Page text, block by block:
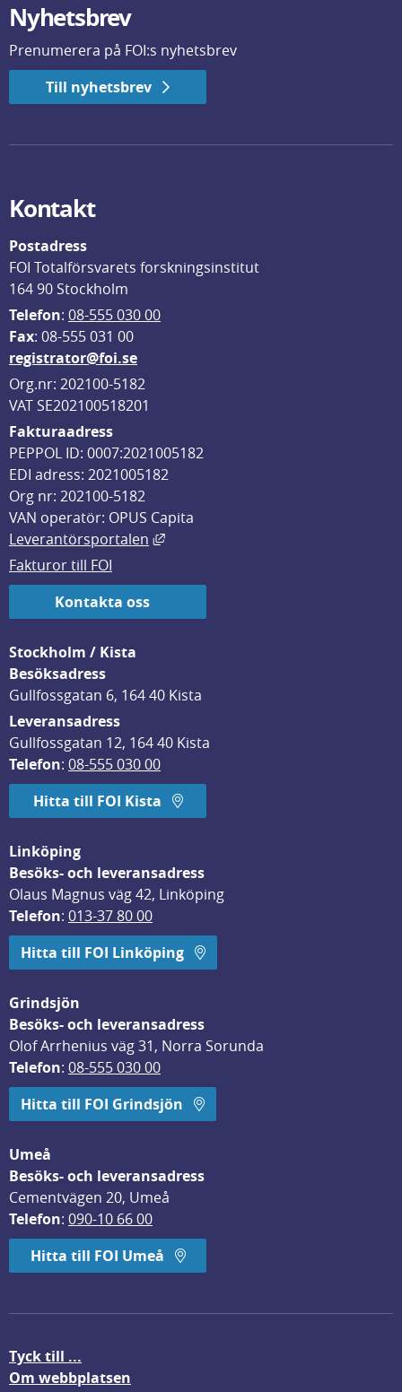
Nyhetsbrev
Prenumerera på FOI:s nyhetsbrev
Till nyhetsbrev
Kontakt
Postadress
FOI Totalförsvarets forskningsinstitut
164 90 Stockholm
Telefon: 08-555 030 00
Fax: 08-555 031 00
registrator@foi.se
Org.nr: 202100-5182
VAT SE202100518201
Fakturaadress
PEPPOL ID: 0007:2021005182
EDI adress: 2021005182
Org nr: 202100-5182
VAN operatör: OPUS Capita
Leverantörsportalen
Länk till annan webbplats, öppnas
Fakturor till FOI
Kontakta oss
Stockholm / Kista
Besöksadress
Gullfossgatan 6, 164 40 Kista
Leveransadress
Gullfossgatan 12, 164 40 Kista
Telefon: 08-555 030 00
Hitta till FOI Kista
Linköping
Besöks- och leveransadress
Olaus Magnus väg 42, Linköping
Telefon: 013-37 80 00
Hitta till FOI Linköping
Grindsjön
Besöks- och leveransadress
Olof Arrhenius väg 31, Norra Sorunda
Telefon: 08-555 030 00
Hitta till FOI Grindsjön
Umeå
Besöks- och leveransadress
Cementvägen 20, Umeå
Telefon: 090-10 66 00
Hitta till FOI Umeå
Tyck till ...
Om webbplatsen